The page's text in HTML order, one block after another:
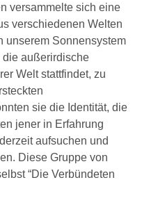
versammelte sich eine
verschiedenen Welten
unserem Sonnensystem
die außerirdische
Welt stattfindet, zu
sie die Identität, die
jener in Erfahrung
aufsuchen und
Diese Gruppe von
“Die Verbündeten